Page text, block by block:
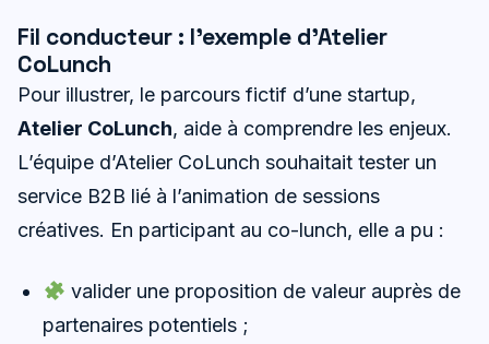
Fil conducteur : l’exemple d’Atelier
CoLunch
Pour illustrer, le parcours fictif d’une startup,
Atelier CoLunch, aide à comprendre les enjeux.
L’équipe d’Atelier CoLunch souhaitait tester un
service B2B lié à l’animation de sessions
créatives. En participant au co-lunch, elle a pu :
valider une proposition de valeur auprès de
partenaires potentiels ;